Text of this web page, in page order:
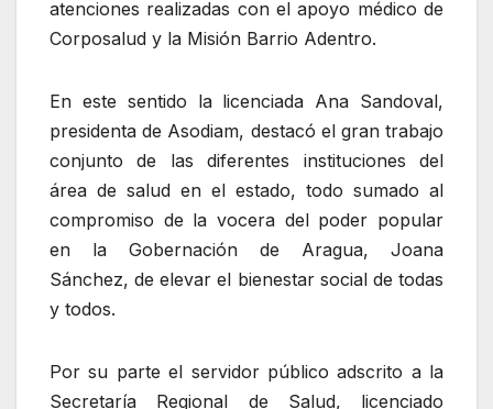
atenciones realizadas con el apoyo médico de
Corposalud y la Misión Barrio Adentro.
En este sentido la licenciada Ana Sandoval,
presidenta de Asodiam, destacó el gran trabajo
conjunto de las diferentes instituciones del
área de salud en el estado, todo sumado al
compromiso de la vocera del poder popular
en la Gobernación de Aragua, Joana
Sánchez, de elevar el bienestar social de todas
y todos.
Por su parte el servidor público adscrito a la
Secretaría Regional de Salud, licenciado